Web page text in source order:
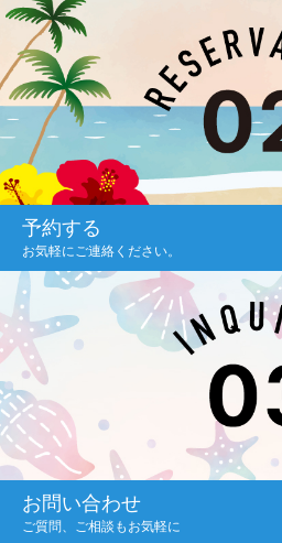
予約する
お気軽にご連絡ください。
お問い合わせ
ご質問、ご相談もお気軽に